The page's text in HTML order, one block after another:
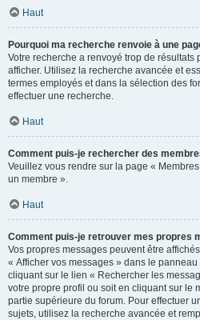
Haut
Pourquoi ma recherche renvoie à une
Votre recherche a renvoyé trop de
afficher. Utilisez la recherche avancée et
termes employés et dans la sélection des
effectuer une recherche.
Haut
Comment puis-je rechercher des
Veuillez vous rendre sur la page «
un membre ».
Haut
Comment puis-je retrouver mes propres
Vos propres messages peuvent être
« Afficher vos messages » dans le
cliquant sur le lien « Rechercher les
votre propre profil ou soit en cliquant sur le
partie supérieure du forum. Pour effectuer
sujets, utilisez la recherche avancée et